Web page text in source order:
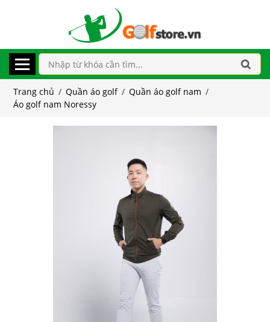
Trang chủ / Quần áo golf / Quần áo golf nam /
Áo golf nam Noressy